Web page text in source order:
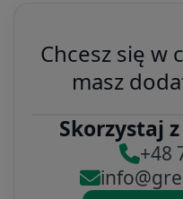
Chcesz się w
masz
Skorzystaj
+48